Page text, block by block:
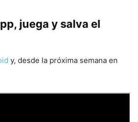
juega y salva el
y, desde la próxima semana en